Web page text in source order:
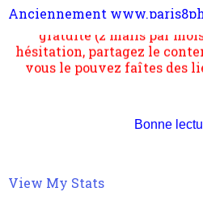
2006 lors du mouvement
s'occupe plus largement de
transformation dans les
suivant la pensée du Dehors
quantique, résolvant la
articles pour être apte à un
gratuite (2 mails par
hésitation, partagez le
vous le pouvez faîtes des
Bonne
View My Stats